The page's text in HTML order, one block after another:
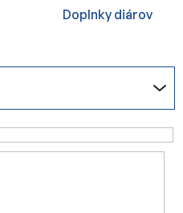
Doplnky diárov